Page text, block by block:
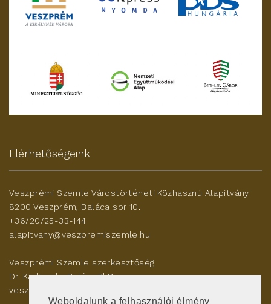
Weboldalunk a felhasználói élmény
Elérhetőségeink
Veszprémi Szemle Várostörténeti Közhasznú Alapítvány
8200 Veszprém, Baláca sor 10.
+36/20/25-33-144
alapitvany@veszpremiszemle.hu
Veszprémi Szemle szerkesztőség
Dr. Karlinszky Balázs PhD
veszleszerk@gmail.com